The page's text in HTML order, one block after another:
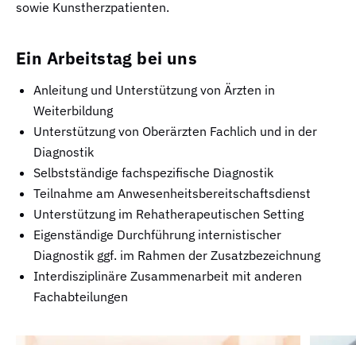
sowie Kunstherzpatienten.
Ein Arbeitstag bei uns
Anleitung und Unterstützung von Ärzten in
Weiterbildung
Unterstützung von Oberärzten Fachlich und in der
Diagnostik
Selbstständige fachspezifische Diagnostik
Teilnahme am Anwesenheitsbereitschaftsdienst
Unterstützung im Rehatherapeutischen Setting
Eigenständige Durchführung internistischer
Diagnostik ggf. im Rahmen der Zusatzbezeichnung
Interdisziplinäre Zusammenarbeit mit anderen
Fachabteilungen